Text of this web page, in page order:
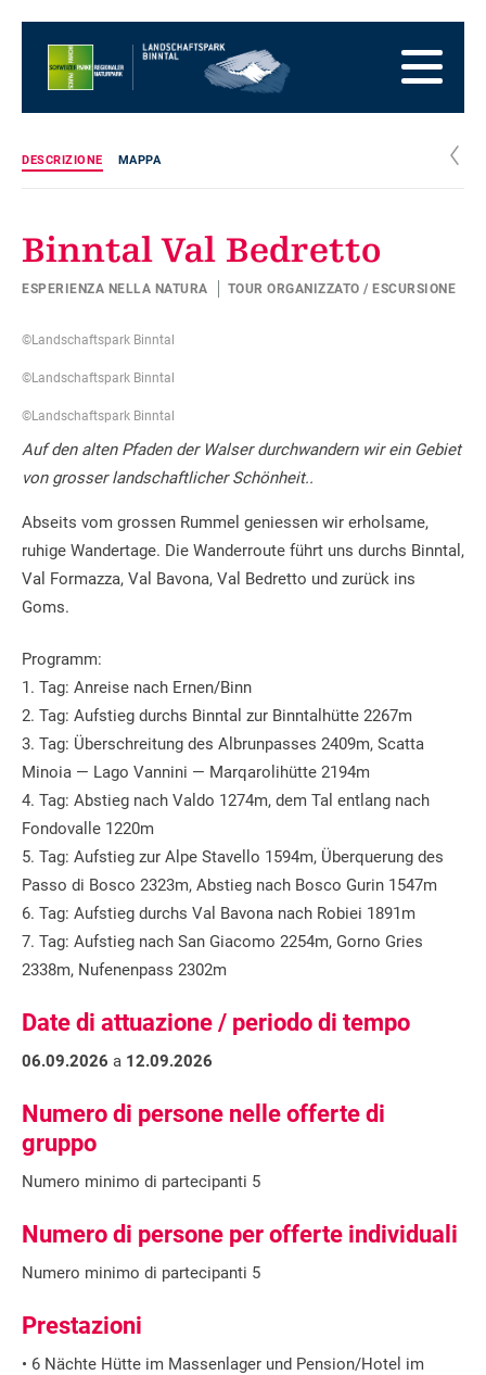
iniziale
navigazione
mappa
AllaDESCRIZIONE MAPPA c
Binntal Val Bedretto
ESPERIENZA NELLA NATURA TOUR ORGANIZZATO / ESCURSIONE
©Landschaftspark Binntal
©Landschaftspark Binntal
©Landschaftspark Binntal
Auf den alten Pfaden der Walser durchwandern wir ein Gebiet
von grosser landschaftlicher Schönheit..
Abseits vom grossen Rummel geniessen wir erholsame,
ruhige Wandertage. Die Wanderroute führt uns durchs Binntal,
Val Formazza, Val Bavona, Val Bedretto und zurück ins
Goms.
Programm:
1. Tag: Anreise nach Ernen/Binn
2. Tag: Aufstieg durchs Binntal zur Binntalhütte 2267m
3. Tag: Überschreitung des Albrunpasses 2409m, Scatta
Minoia — Lago Vannini — Marqarolihütte 2194m
4. Tag: Abstieg nach Valdo 1274m, dem Tal entlang nach
Fondovalle 1220m
5. Tag: Aufstieg zur Alpe Stavello 1594m, Überquerung des
Passo di Bosco 2323m, Abstieg nach Bosco Gurin 1547m
6. Tag: Aufstieg durchs Val Bavona nach Robiei 1891m
7. Tag: Aufstieg nach San Giacomo 2254m, Gorno Gries
2338m, Nufenenpass 2302m
Date di attuazione / periodo di tempo
06.09.2026 a 12.09.2026
Numero di persone nelle offerte di
gruppo
Numero minimo di partecipanti 5
Numero di persone per offerte individuali
Numero minimo di partecipanti 5
Prestazioni
• 6 Nächte Hütte im Massenlager und Pension/Hotel im